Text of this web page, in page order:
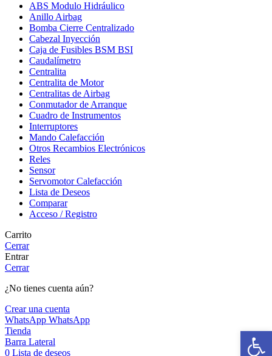
ABS Modulo Hidráulico
Anillo Airbag
Bomba Cierre Centralizado
Cabezal Inyección
Caja de Fusibles BSM BSI
Caudalímetro
Centralita
Centralita de Motor
Centralitas de Airbag
Conmutador de Arranque
Cuadro de Instrumentos
Interruptores
Mando Calefacción
Otros Recambios Electrónicos
Reles
Sensor
Servomotor Calefacción
Lista de Deseos
Comparar
Acceso / Registro
Carrito
Cerrar
Entrar
Cerrar
¿No tienes cuenta aún?
Crear una cuenta
WhatsApp WhatsApp
Tienda
Barra Lateral
0 Lista de deseos
Abrir